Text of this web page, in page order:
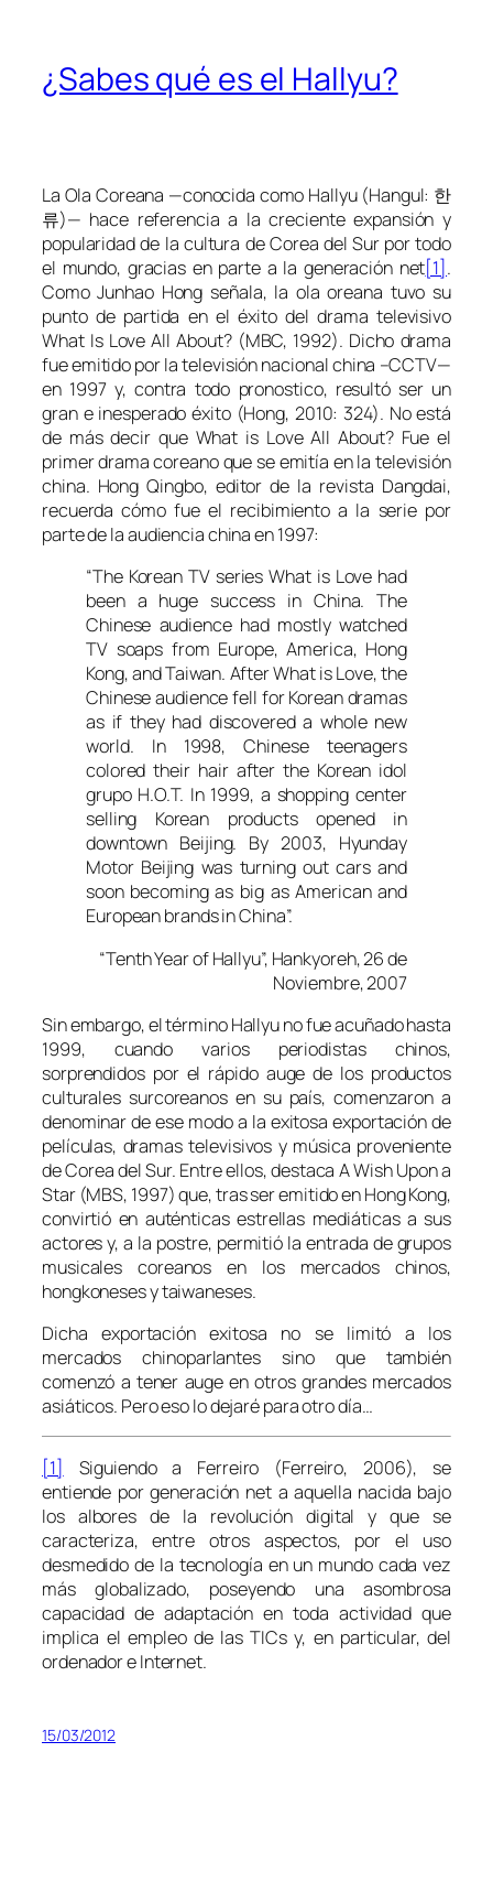
¿Sabes qué es el Hallyu?
La Ola Coreana —conocida como Hallyu(Hangul: 한
류)— hace referencia a la creciente expansión y
popularidad de la cultura de Corea del Sur por todo
el mundo, gracias en parte a la generación net[1].
Como Junhao Hong señala, la ola oreana tuvo su
punto de partida en el éxito del drama televisivo
What Is Love All About?(MBC, 1992). Dicho drama
fue emitido por la televisión nacional china –CCTV—
en 1997 y, contra todo pronostico, resultó ser un
gran e inesperado éxito (Hong, 2010: 324). No está
de más decir que What is Love All About?Fue el
primer drama coreano que se emitía en la televisión
china. Hong Qingbo, editor de la revista Dangdai,
recuerda cómo fue el recibimiento a la serie por
parte de la audiencia china en 1997:
“The Korean TV seriesWhat is Love had
been a huge success in China. The
Chinese audience had mostly watched
TV soaps from Europe, America, Hong
Kong, and Taiwan. AfterWhat is Love, the
Chinese audience fell for Korean dramas
as if they had discovered a whole new
world. In 1998, Chinese teenagers
colored their hair after the Korean idol
grupo H.O.T. In 1999, a shopping center
selling Korean products opened in
downtown Beijing. By 2003, Hyunday
Motor Beijing was turning out cars and
soon becoming as big as American and
European brands in China”.
“Tenth Year of Hallyu”, Hankyoreh, 26 de
Noviembre, 2007
Sin embargo, el términoHallyuno fue acuñado hasta
1999, cuando varios periodistas chinos,
sorprendidos por el rápido auge de los productos
culturales surcoreanos en su país, comenzaron a
denominar de ese modo a la exitosa exportación de
películas, dramas televisivos y música proveniente
de Corea del Sur. Entre ellos, destaca A Wish Upon a
Star(MBS, 1997) que, tras ser emitido en Hong Kong,
convirtió en auténticas estrellas mediáticas a sus
actores y, a la postre, permitió la entrada de grupos
musicales coreanos en los mercados chinos,
hongkoneses y taiwaneses.
Dicha exportación exitosa no se limitó a los
mercados chinoparlantes sino que también
comenzó a tener auge en otros grandes mercados
asiáticos. Pero eso lo dejaré para otro día…
[1] Siguiendo a Ferreiro (Ferreiro, 2006), se
entiende por generación neta aquella nacida bajo
los albores de la revolución digital y que se
caracteriza, entre otros aspectos, por el uso
desmedido de la tecnología en un mundo cada vez
más globalizado, poseyendo una asombrosa
capacidad de adaptación en toda actividad que
implica el empleo de las TICs y, en particular, del
ordenador e Internet.
15/03/2012